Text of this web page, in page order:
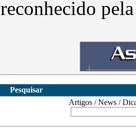
reconhecido
Pesquisar
Artigos / News /